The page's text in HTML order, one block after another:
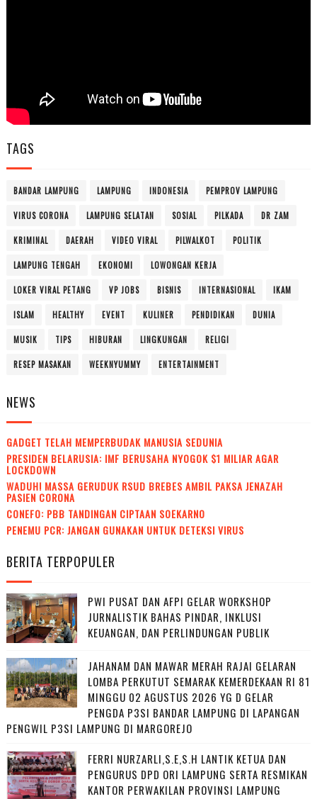
TAGS
BANDAR LAMPUNG LAMPUNG INDONESIA PEMPROV LAMPUNG
VIRUS CORONA LAMPUNG SELATAN SOSIAL PILKADA DR ZAM
KRIMINAL DAERAH VIDEO VIRAL PILWALKOT POLITIK
LAMPUNG TENGAH EKONOMI LOWONGAN KERJA
LOKER VIRAL PETANG VP JOBS BISNIS INTERNASIONAL IKAM
ISLAM HEALTHY EVENT KULINER PENDIDIKAN DUNIA
MUSIK TIPS HIBURAN LINGKUNGAN RELIGI
RESEP MASAKAN WEEKNYUMMY ENTERTAINMENT
NEWS
GADGET TELAH MEMPERBUDAK MANUSIA SEDUNIA
PRESIDEN BELARUSIA: IMF BERUSAHA NYOGOK $1 MILIAR AGAR
LOCKDOWN
WADUH! MASSA GERUDUK RSUD BREBES AMBIL PAKSA JENAZAH
PASIEN CORONA
CONEFO: PBB TANDINGAN CIPTAAN SOEKARNO
PENEMU PCR: JANGAN GUNAKAN UNTUK DETEKSI VIRUS
BERITA TERPOPULER
PWI PUSAT DAN AFPI GELAR WORKSHOP
JURNALISTIK BAHAS PINDAR, INKLUSI
KEUANGAN, DAN PERLINDUNGAN PUBLIK
JAHANAM DAN MAWAR MERAH RAJAI GELARAN
LOMBA PERKUTUT SEMARAK KEMERDEKAAN RI 81
MINGGU 02 AGUSTUS 2026 YG D GELAR
PENGDA P3SI BANDAR LAMPUNG DI LAPANGAN
PENGWIL P3SI LAMPUNG DI MARGOREJO
FERRI NURZARLI,S.E,S.H LANTIK KETUA DAN
PENGURUS DPD ORI LAMPUNG SERTA RESMIKAN
KANTOR PERWAKILAN PROVINSI LAMPUNG